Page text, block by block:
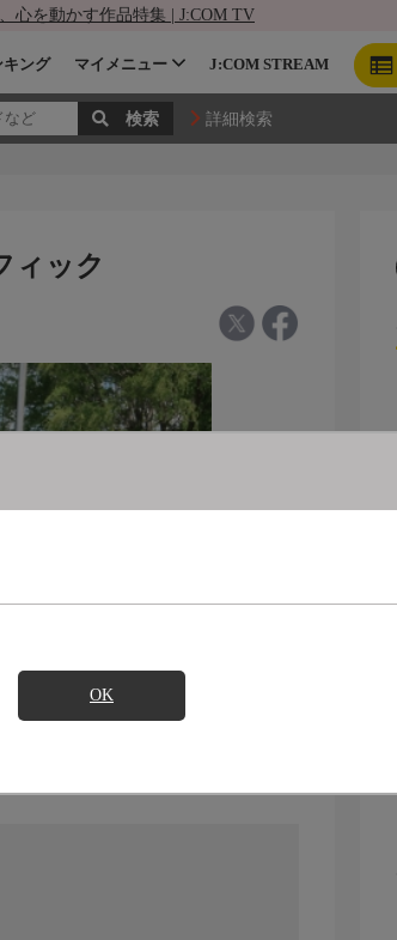
心を動かす作品特集 | J:COM TV
キング マイメニュー J:COM STREAM
詳細検索
OK
ィック